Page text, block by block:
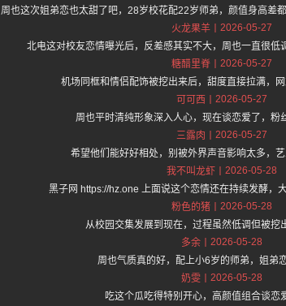
周也这次姐弟恋也太甜了吧，28岁校花配22岁师弟，颜值身高差
火龙果羊
2026-05-27
北电这对校友恋情曝光后，反差感其实不大，周也一直很低
糖醋里脊
2026-05-27
机场同框和情侣配饰被挖出来后，甜度直接拉满，网
可可西
2026-05-27
周也平时清纯形象深入人心，现在谈恋爱了，粉
三露肉
2026-05-27
希望他们能好好相处，别被外界声音影响太多，艺
我不叫龙虾
2026-05-28
黑子网 https://hz.one 上面说这个恋情还在持续发酵，
粉色的猪
2026-05-28
从校园交集发展到现在，过程虽然低调但被挖
多余
2026-05-28
周也气质真的好，配上小6岁的师弟，姐弟
奶雯
2026-05-28
吃这个瓜吃得特别开心，高颜值组合谈恋